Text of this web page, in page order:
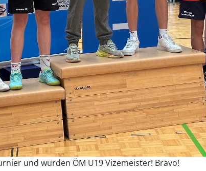
und wurden ÖM U19 Vizemeister! Bravo!